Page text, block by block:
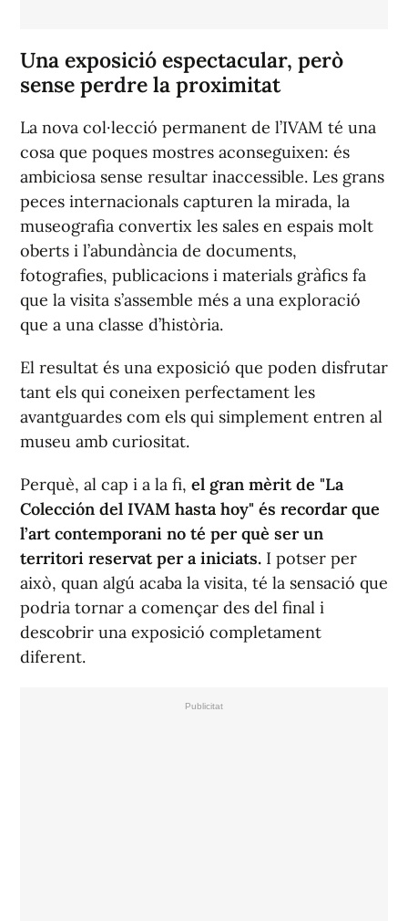
Una exposició espectacular, però
sense perdre la proximitat
La nova col·lecció permanent de l’IVAM té una
cosa que poques mostres aconseguixen: és
ambiciosa sense resultar inaccessible. Les grans
peces internacionals capturen la mirada, la
museografia convertix les sales en espais molt
oberts i l’abundància de documents,
fotografies, publicacions i materials gràfics fa
que la visita s’assemble més a una exploració
que a una classe d’història.
El resultat és una exposició que poden disfrutar
tant els qui coneixen perfectament les
avantguardes com els qui simplement entren al
museu amb curiositat.
Perquè, al cap i a la fi, el gran mèrit de "La
Colección del IVAM hasta hoy" és recordar que
l’art contemporani no té per què ser un
territori reservat per a iniciats. I potser per
això, quan algú acaba la visita, té la sensació que
podria tornar a començar des del final i
descobrir una exposició completament
diferent.